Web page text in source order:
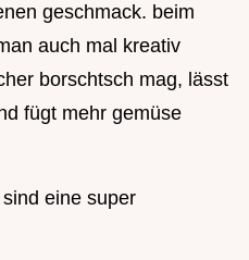
geschmack. beim
auch mal kreativ
borschtsch mag, lässt
fügt mehr gemüse
eine super